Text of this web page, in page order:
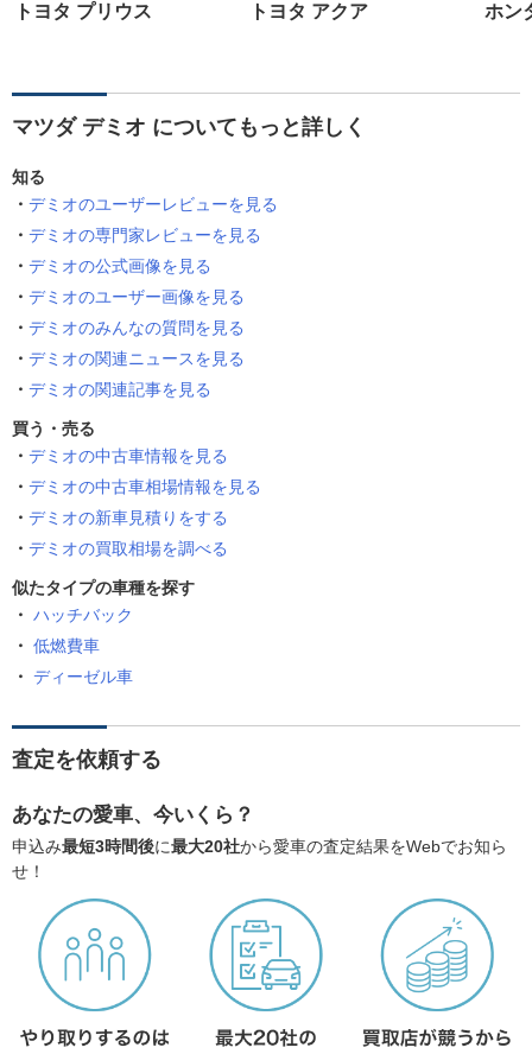
トヨタ プリウス トヨタ アクア ホン
マツダ デミオ についてもっと詳しく
知る
デミオのユーザーレビューを見る
デミオの専門家レビューを見る
デミオの公式画像を見る
デミオのユーザー画像を見る
デミオのみんなの質問を見る
デミオの関連ニュースを見る
デミオの関連記事を見る
買う・売る
デミオの中古車情報を見る
デミオの中古車相場情報を見る
デミオの新車見積りをする
デミオの買取相場を調べる
似たタイプの車種を探す
ハッチバック
低燃費車
ディーゼル車
査定を依頼する
あなたの愛車、今いくら？
申込み最短3時間後に最大20社から愛車の査定結果をWebでお知ら
せ！